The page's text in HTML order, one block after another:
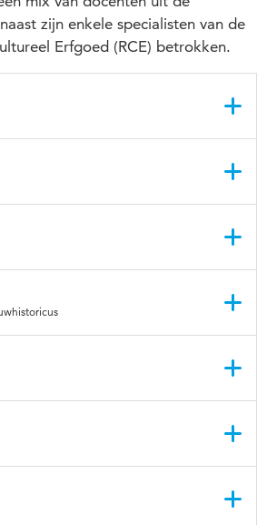
zijn enkele specialisten van de
Erfgoed (RCE) betrokken.